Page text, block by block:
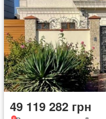
49 119 282 грн